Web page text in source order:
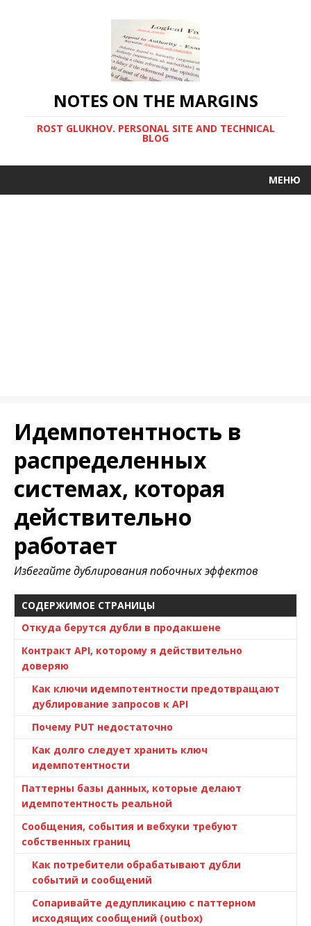
NOTES ON THE MARGINS
ROST GLUKHOV. PERSONAL SITE AND TECHNICAL
BLOG
МЕНЮ
Идемпотентность в
распределенных
системах, которая
действительно
работает
Избегайте дублирования побочных эффектов
СОДЕРЖИМОЕ СТРАНИЦЫ
Откуда берутся дубли в продакшене
Контракт API, которому я действительно
доверяю
Как ключи идемпотентности предотвращают
дублирование запросов к API
Почему PUT недостаточно
Как долго следует хранить ключ
идемпотентности
Паттерны базы данных, которые делают
идемпотентность реальной
Сообщения, события и вебхуки требуют
собственных границ
Как потребители обрабатывают дубли
событий и сообщений
Сопаривайте дедупликацию с паттерном
исходящих сообщений (outbox)